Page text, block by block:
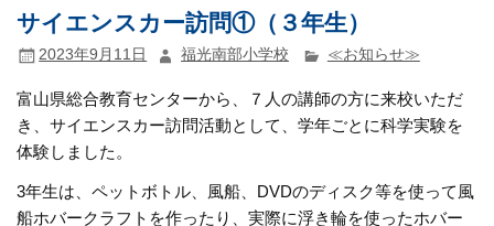
サイエンスカー訪問①（３年生）
2023年9月11日 福光南部小学校 ≪お知らせ≫
富山県総合教育センターから、７人の講師の方に来校いただ
き、サイエンスカー訪問活動として、学年ごとに科学実験を
体験しました。
3年生は、ペットボトル、風船、DVDのディスク等を使って風
船ホバークラフトを作ったり、実際に浮き輪を使ったホバー